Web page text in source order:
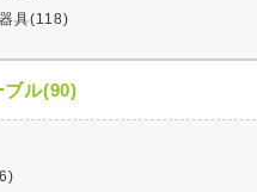
具(118)
ブル(90)